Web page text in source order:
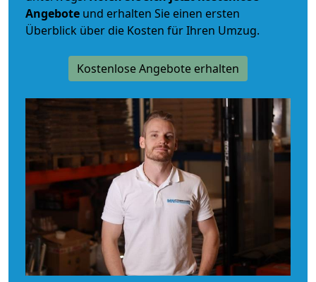
Angebote und erhalten Sie einen ersten
Überblick über die Kosten für Ihren Umzug.
Kostenlose Angebote erhalten